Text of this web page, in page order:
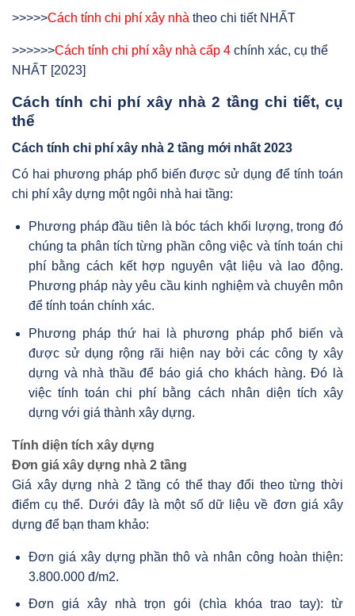
>>>>>Cách tính chi phí xây nhà theo chi tiết NHẤT
>>>>>>Cách tính chi phí xây nhà cấp 4 chính xác, cụ thể
NHẤT [2023]
Cách tính chi phí xây nhà 2 tầng chi tiết, cụ
thể
Cách tính chi phí xây nhà 2 tầng mới nhất 2023
Có hai phương pháp phổ biến được sử dụng để tính toán
chi phí xây dựng một ngôi nhà hai tầng:
Phương pháp đầu tiên là bóc tách khối lượng, trong đó
chúng ta phân tích từng phần công việc và tính toán chi
phí bằng cách kết hợp nguyên vật liệu và lao động.
Phương pháp này yêu cầu kinh nghiệm và chuyên môn
để tính toán chính xác.
Phương pháp thứ hai là phương pháp phổ biến và
được sử dụng rộng rãi hiện nay bởi các công ty xây
dựng và nhà thầu để báo giá cho khách hàng. Đó là
việc tính toán chi phí bằng cách nhân diện tích xây
dựng với giá thành xây dựng.
Tính diện tích xây dựng
Đơn giá xây dựng nhà 2 tầng
Giá xây dựng nhà 2 tầng có thể thay đổi theo từng thời
điểm cụ thể. Dưới đây là một số dữ liệu về đơn giá xây
dựng để bạn tham khảo:
Đơn giá xây dựng phần thô và nhân công hoàn thiện:
3.800.000 đ/m2.
Đơn giá xây nhà trọn gói (chìa khóa trao tay): từ